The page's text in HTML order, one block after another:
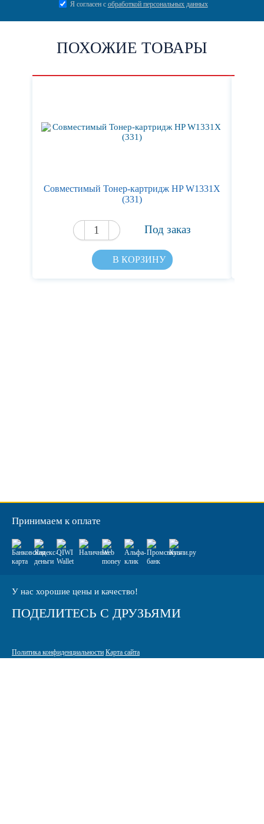
Я согласен с обработкой персональных данных
ПОХОЖИЕ ТОВАРЫ
Cовместимый Тонер-картридж HP W1331X
(331)
Под заказ
В КОРЗИНУ
Принимаем к оплате
У нас хорошие цены и качество!
ПОДЕЛИТЕСЬ С ДРУЗЬЯМИ
Политика конфиденциальности Карта сайта